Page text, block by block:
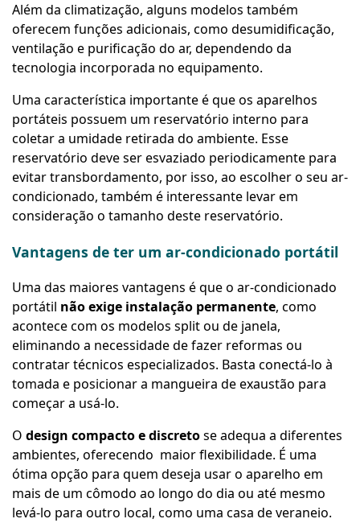
Além da climatização, alguns modelos também
oferecem funções adicionais, como desumidificação,
ventilação e purificação do ar, dependendo da
tecnologia incorporada no equipamento.
Uma característica importante é que os aparelhos
portáteis possuem um reservatório interno para
coletar a umidade retirada do ambiente. Esse
reservatório deve ser esvaziado periodicamente para
evitar transbordamento, por isso, ao escolher o seu ar-
condicionado, também é interessante levar em
consideração o tamanho deste reservatório.
Vantagens de ter um ar-condicionado portátil
Uma das maiores vantagens é que o ar-condicionado
portátil não exige instalação permanente, como
acontece com os modelos split ou de janela,
eliminando a necessidade de fazer reformas ou
contratar técnicos especializados. Basta conectá-lo à
tomada e posicionar a mangueira de exaustão para
começar a usá-lo.
O design compacto e discretose adequa a diferentes
ambientes, oferecendo maior flexibilidade. É uma
ótima opção para quem deseja usar o aparelho em
mais de um cômodo ao longo do dia ou até mesmo
levá-lo para outro local, como uma casa de veraneio.